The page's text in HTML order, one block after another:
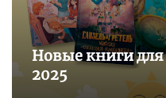
Новые книги
2025